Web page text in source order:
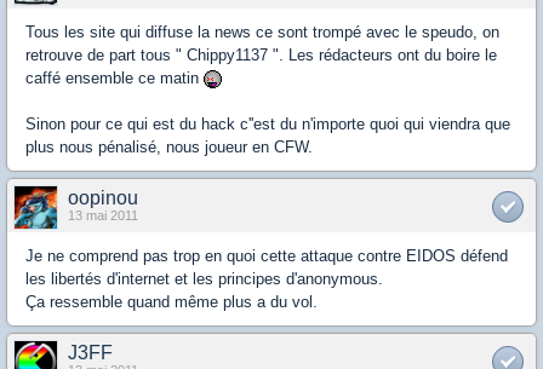
Tous les site qui diffuse la news ce sont trompé avec le speudo, on
retrouve de part tous " Chippy1137 ". Les rédacteurs ont du boire le
caffé ensemble ce matin
Sinon pour ce qui est du hack c''est du n'importe quoi qui viendra que
plus nous pénalisé, nous joueur en CFW.
oopinou
13 mai 2011
Je ne comprend pas trop en quoi cette attaque contre EIDOS défend
les libertés d'internet et les principes d'anonymous.
Ça ressemble quand même plus a du vol.
J3FF